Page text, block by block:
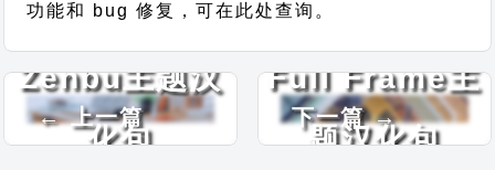
功能和 bug 修复，可在此处查询。
← 上一篇
Zenbu主题汉
化包
下一篇 →
Full Frame主
题汉化包